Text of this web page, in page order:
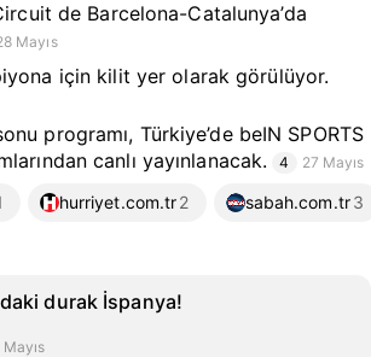
de Barcelona-Catalunya’da
Mayıs
için kilit yer olarak görülüyor.
programı, Türkiye’de beIN SPORTS
canlı yayınlanacak.
4 27 Mayıs
hurriyet.com.tr2 sabah.com.tr3
durak İspanya!